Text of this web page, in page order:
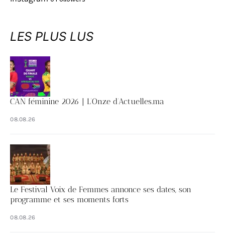
LES PLUS LUS
CAN féminine 2026 | L’Onze d’Actuelles.ma
08.08.26
Le Festival Voix de Femmes annonce ses dates, son
programme et ses moments forts
08.08.26